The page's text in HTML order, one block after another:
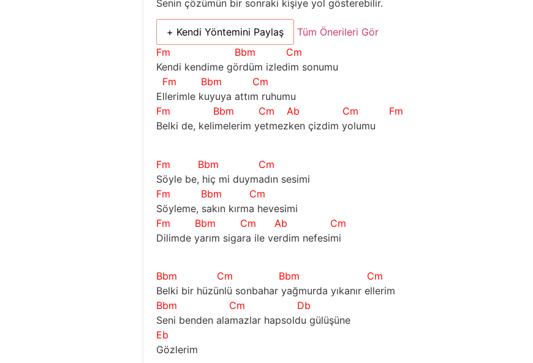
Senin çözümün bir sonraki kişiye yol gösterebilir.
+ Kendi Yöntemini Paylaş
Tüm Önerileri Gör
Fm
Bbm
Cm
Kendi kendime gördüm izledim sonumu
Fm
Bbm
Cm
Ellerimle kuyuya attım ruhumu
Fm
Bbm Cm Ab Cm
Fm
Belki de, kelimelerim yetmezken çizdim yolumu
Fm Bbm
Cm
Söyle be, hiç mi duymadın sesimi
Fm
Bbm
Cm
Söyleme, sakın kırma hevesimi
Fm
Bbm Cm Ab
Cm
Dilimde yarım sigara ile verdim nefesimi
Bbm Cm Bbm
Cm
Belki bir hüzünlü sonbahar yağmurda yıkanır ellerim
Bbm
Cm
Db
Seni benden alamazlar hapsoldu gülüşüne
Eb
Gözlerim